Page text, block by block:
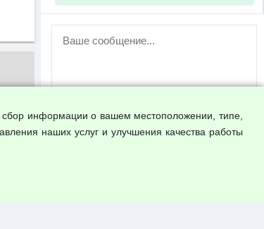
сбор информации о вашем местоположении, типе,
наших услуг и улучшения качества работы
ВНИМАНИЕ!
пользователей временно отключена!
аккаунт.